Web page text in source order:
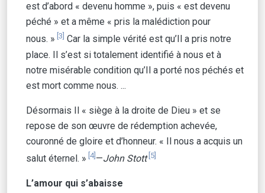
est d’abord « devenu homme », puis « est devenu
péché » et a même « pris la malédiction pour
nous. » [3] Car la simple vérité est qu’Il a pris notre
place. Il s’est si totalement identifié à nous et à
notre misérable condition qu’Il a porté nos péchés et
est mort comme nous. ...
Désormais Il « siège à la droite de Dieu » et se
repose de son œuvre de rédemption achevée,
couronné de gloire et d’honneur. « Il nous a acquis un
salut éternel. » [4] —John Stott [5]
L’amour qui s’abaisse